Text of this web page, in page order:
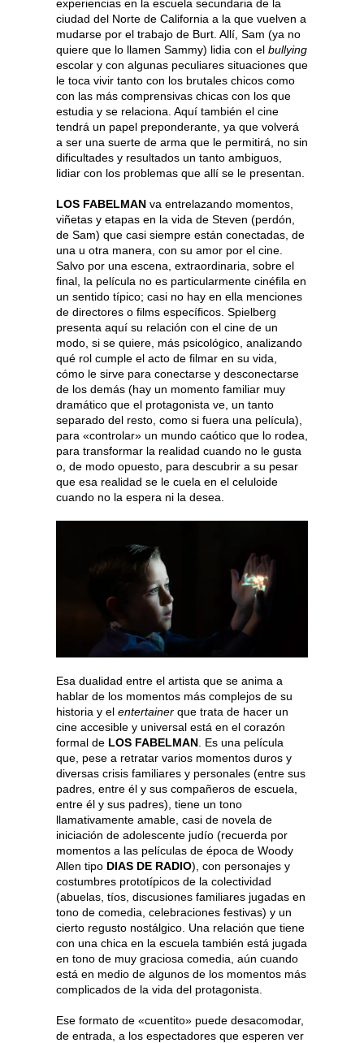
experiencias en la escuela secundaria de la
ciudad del Norte de California a la que vuelven a
mudarse por el trabajo de Burt. Allí, Sam (ya no
quiere que lo llamen Sammy) lidia con el bullying
escolar y con algunas peculiares situaciones que
le toca vivir tanto con los brutales chicos como
con las más comprensivas chicas con los que
estudia y se relaciona. Aquí también el cine
tendrá un papel preponderante, ya que volverá
a ser una suerte de arma que le permitirá, no sin
dificultades y resultados un tanto ambiguos,
lidiar con los problemas que allí se le presentan.
LOS FABELMAN va entrelazando momentos,
viñetas y etapas en la vida de Steven (perdón,
de Sam) que casi siempre están conectadas, de
una u otra manera, con su amor por el cine.
Salvo por una escena, extraordinaria, sobre el
final, la película no es particularmente cinéfila en
un sentido típico; casi no hay en ella menciones
de directores o films específicos. Spielberg
presenta aquí su relación con el cine de un
modo, si se quiere, más psicológico, analizando
qué rol cumple el acto de filmar en su vida,
cómo le sirve para conectarse y desconectarse
de los demás (hay un momento familiar muy
dramático que el protagonista ve, un tanto
separado del resto, como si fuera una película),
para «controlar» un mundo caótico que lo rodea,
para transformar la realidad cuando no le gusta
o, de modo opuesto, para descubrir a su pesar
que esa realidad se le cuela en el celuloide
cuando no la espera ni la desea.
Esa dualidad entre el artista que se anima a
hablar de los momentos más complejos de su
historia y el entertainer que trata de hacer un
cine accesible y universal está en el corazón
formal de LOS FABELMAN . Es una película
que, pese a retratar varios momentos duros y
diversas crisis familiares y personales (entre sus
padres, entre él y sus compañeros de escuela,
entre él y sus padres), tiene un tono
llamativamente amable, casi de novela de
iniciación de adolescente judío (recuerda por
momentos a las películas de época de Woody
Allen tipo DIAS DE RADIO), con personajes y
costumbres prototípicos de la colectividad
(abuelas, tíos, discusiones familiares jugadas en
tono de comedia, celebraciones festivas) y un
cierto regusto nostálgico. Una relación que tiene
con una chica en la escuela también está jugada
en tono de muy graciosa comedia, aún cuando
está en medio de algunos de los momentos más
complicados de la vida del protagonista.
Ese formato de «cuentito» puede desacomodar,
de entrada, a los espectadores que esperen ver